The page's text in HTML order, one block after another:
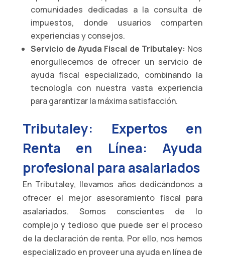
comunidades dedicadas a la consulta de
impuestos, donde usuarios comparten
experiencias y consejos.
Servicio de Ayuda Fiscal de Tributaley: Nos
enorgullecemos de ofrecer un servicio de
ayuda fiscal especializado, combinando la
tecnología con nuestra vasta experiencia
para garantizar la máxima satisfacción.
Tributaley: Expertos en
Renta en Línea: Ayuda
profesional para asalariados
En Tributaley, llevamos años dedicándonos a
ofrecer el mejor asesoramiento fiscal para
asalariados. Somos conscientes de lo
complejo y tedioso que puede ser el proceso
de la declaración de renta. Por ello, nos hemos
especializado en proveer una ayuda en línea de